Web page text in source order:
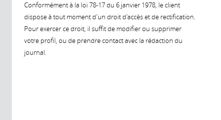
Conformément à la loi 78-17 du 6 janvier 1978, le client
dispose à tout moment d'un droit d'accès et de rectification.
Pour exercer ce droit, il suffit de modifier ou supprimer
votre profil, ou de prendre contact avec la rédaction du
journal.